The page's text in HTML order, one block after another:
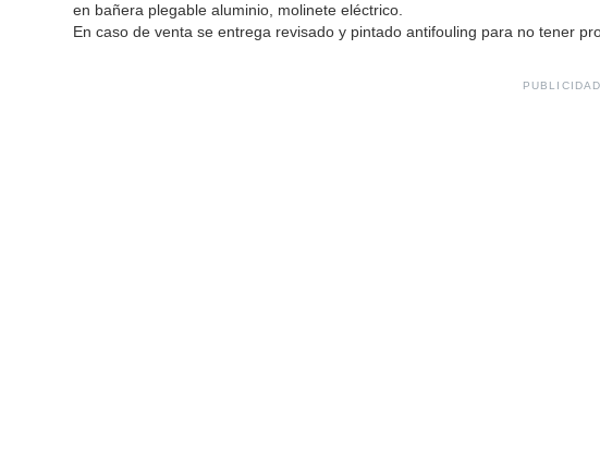
en bañera plegable aluminio, molinete eléctrico.
En caso de venta se entrega revisado y pintado antifouling para no tener
PUBLICIDAD